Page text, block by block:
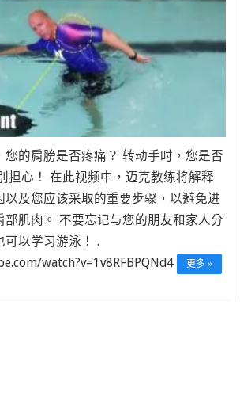
您的肩膀是否疼痛？ 转动手时，您是否
担心！ 在此视频中，迈克教练将解释
以及您应该采取的重要步骤，以避免进
部肌肉。 不要忘记与您的朋友和家人分
以学习游泳！ .
watch?v=1v8RFBPQNd4
更多 »